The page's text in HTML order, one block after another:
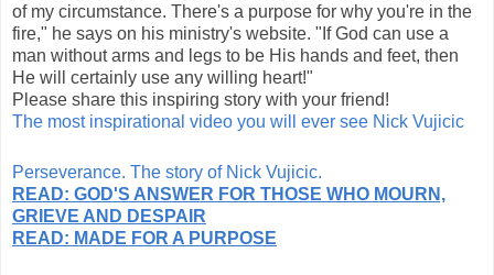
of my circumstance. There's a purpose for why you're in the
fire," he says on his ministry's website. "If God can use a
man without arms and legs to be His hands and feet, then
He will certainly use any willing heart!"
Please share this inspiring story with your friend!
The most inspirational video you will ever see Nick Vujicic
Perseverance. The story of Nick Vujicic.
READ: GOD'S ANSWER FOR THOSE WHO MOURN,
GRIEVE AND DESPAIR
READ: MADE FOR A PURPOSE